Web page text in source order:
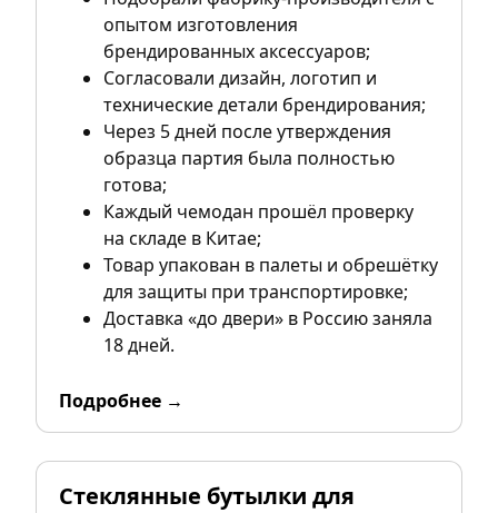
опытом изготовления
брендированных аксессуаров;
Согласовали дизайн, логотип и
технические детали брендирования;
Через 5 дней после утверждения
образца партия была полностью
готова;
Каждый чемодан прошёл проверку
на складе в Китае;
Товар упакован в палеты и обрешётку
для защиты при транспортировке;
Доставка «до двери» в Россию заняла
18 дней.
Подробнее →
Стеклянные бутылки для